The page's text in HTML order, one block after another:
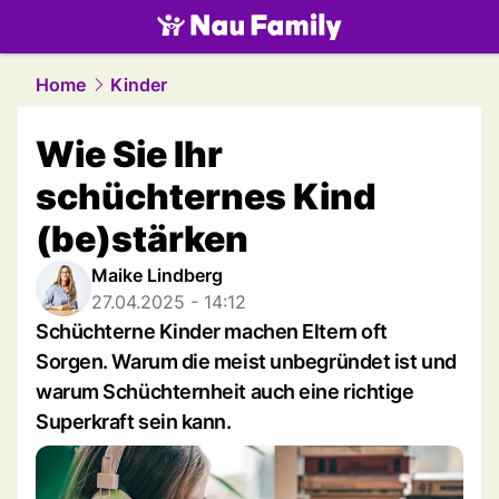
family.NAU.ch
Home Kinder
Wie Sie Ihr
schüchternes Kind
(be)stärken
Maike Lindberg
27.04.2025 - 14:12
Schüchterne Kinder machen Eltern oft
Sorgen. Warum die meist unbegründet ist und
warum Schüchternheit auch eine richtige
Superkraft sein kann.